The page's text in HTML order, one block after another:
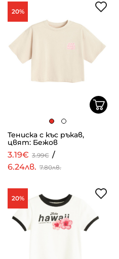
20%
Тениска с къс ръкав,
цвят: Бежов
3.19€ 3.99€ /
6.24лв. 7.80лв.
20%